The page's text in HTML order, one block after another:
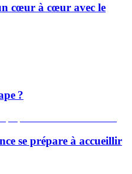
cœur à cœur avec le
?
se prépare à accueillir